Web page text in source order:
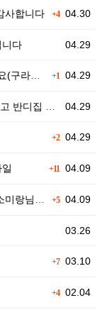
+404.30
사합니다
04.29
니다
+1 04.29
거기)
04.29
집 쓰세…
+204.29
+11 04.09
+504.09
올려…
03.26
+703.10
+402.04